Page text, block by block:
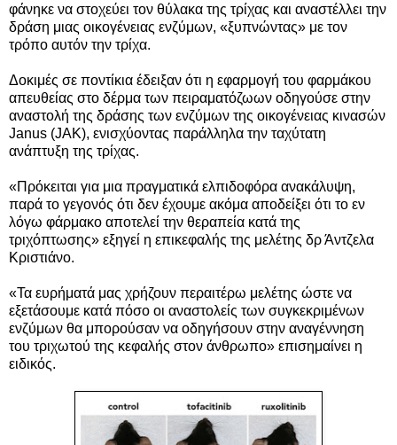
φάνηκε να στοχεύει τον θύλακα της τρίχας και αναστέλλει την
δράση μιας οικογένειας ενζύμων, «ξυπνώντας» με τον
τρόπο αυτόν την τρίχα.
Δοκιμές σε ποντίκια έδειξαν ότι η εφαρμογή του φαρμάκου
απευθείας στο δέρμα των πειραματόζωων οδηγούσε στην
αναστολή της δράσης των ενζύμων της οικογένειας κινασών
Janus (JAK), ενισχύοντας παράλληλα την ταχύτατη
ανάπτυξη της τρίχας.
«Πρόκειται για μια πραγματικά ελπιδοφόρα ανακάλυψη,
παρά το γεγονός ότι δεν έχουμε ακόμα αποδείξει ότι το εν
λόγω φάρμακο αποτελεί την θεραπεία κατά της
τριχόπτωσης» εξηγεί η επικεφαλής της μελέτης δρ Άντζελα
Κριστιάνο.
«Τα ευρήματά μας χρήζουν περαιτέρω μελέτης ώστε να
εξετάσουμε κατά πόσο οι αναστολείς των συγκεκριμένων
ενζύμων θα μπορούσαν να οδηγήσουν στην αναγέννηση
του τριχωτού της κεφαλής στον άνθρωπο» επισημαίνει η
ειδικός.